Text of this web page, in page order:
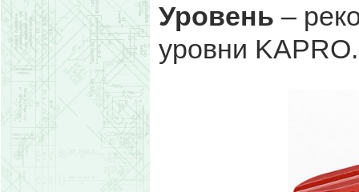
Уровень –
уровни